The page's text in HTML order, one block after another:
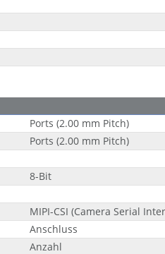
Ports (2.00 mm Pitch)
Ports (2.00 mm Pitch)
8-Bit
MIPI-CSI (Camera Serial
Anschluss
Anzahl